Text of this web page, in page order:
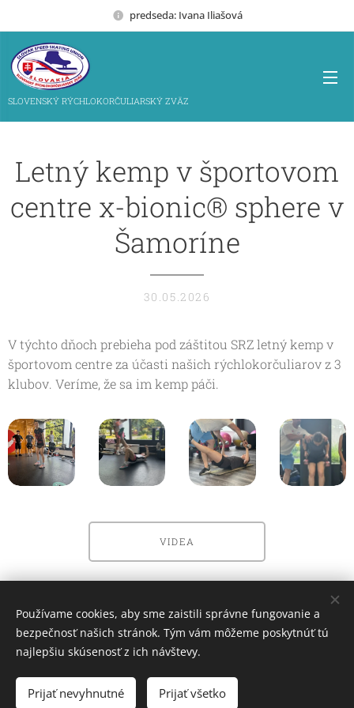
predseda: Ivana Iliašová
SLOVENSKÝ RÝCHLOKORČULIARSKÝ ZVÄZ
Letný kemp v športovom
centre x-bionic® sphere v
Šamoríne
30.05.2026
V týchto dňoch prebieha pod záštitou SRZ letný kemp v
športovom centre za účasti našich rýchlokorčuliarov z 3
klubov. Veríme, že sa im kemp páči.
VIDEA
Slovenský rýchlokorčuliarsky zväz 2026
Cookies
Používame cookies, aby sme zaistili správne fungovanie a
bezpečnosť našich stránok. Tým vám môžeme poskytnúť tú
najlepšiu skúsenosť z ich návštevy.
Prijať nevyhnutné Prijať všetko